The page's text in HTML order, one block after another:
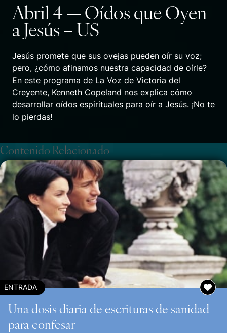
Abril 4 — Oídos que Oyen
a Jesús – US
Jesús promete que sus ovejas pueden oír su voz;
pero, ¿cómo afinamos nuestra capacidad de oírle?
En este programa de La Voz de Victoria del
Creyente, Kenneth Copeland nos explica cómo
desarrollar oídos espirituales para oír a Jesús. ¡No te
lo pierdas!
Contenido Relacionado
ENTRADA
Una dosis diaria de escrituras de sanidad
para confesar